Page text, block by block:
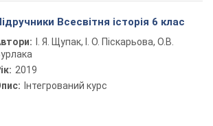
Всесвітня історія 6 клас
І. Я. Щупак, І. О. Піскарьова, О.В.
2019
Інтегрований курс